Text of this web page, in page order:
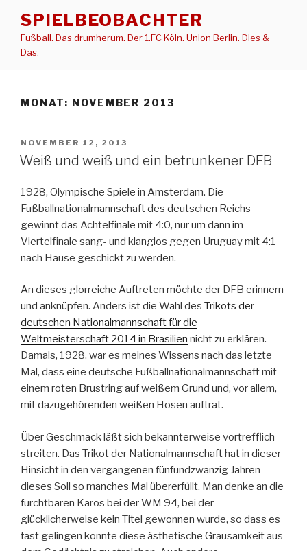
Inhalt
springen
SPIELBEOBACHTER
Fußball. Das drumherum. Der 1.FC Köln. Union Berlin. Dies &
Das.
MONAT: NOVEMBER 2013
VERÖFFENTLICHT
AM
NOVEMBER 12, 2013
Weiß und weiß und ein betrunkener DFB
1928, Olympische Spiele in Amsterdam. Die
Fußballnationalmannschaft des deutschen Reichs
gewinnt das Achtelfinale mit 4:0, nur um dann im
Viertelfinale sang- und klanglos gegen Uruguay mit 4:1
nach Hause geschickt zu werden.
An dieses glorreiche Auftreten möchte der DFB erinnern
und anknüpfen. Anders ist die Wahl des Trikots der
deutschen Nationalmannschaft für die
Weltmeisterschaft 2014 in Brasilien nicht zu erklären.
Damals, 1928, war es meines Wissens nach das letzte
Mal, dass eine deutsche Fußballnationalmannschaft mit
einem roten Brustring auf weißem Grund und, vor allem,
mit dazugehörenden weißen Hosen auftrat.
Über Geschmack läßt sich bekannterweise vortrefflich
streiten. Das Trikot der Nationalmannschaft hat in dieser
Hinsicht in den vergangenen fünfundzwanzig Jahren
dieses Soll so manches Mal übererfüllt. Man denke an die
furchtbaren Karos bei der WM 94, bei der
glücklicherweise kein Titel gewonnen wurde, so dass es
fast gelingen konnte diese ästhetische Grausamkeit aus